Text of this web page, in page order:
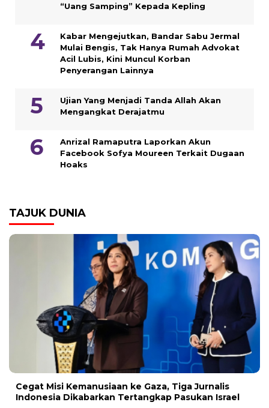
“Uang Samping” Kepada Kepling
Kabar Mengejutkan, Bandar Sabu Jermal
Mulai Bengis, Tak Hanya Rumah Advokat
Acil Lubis, Kini Muncul Korban
Penyerangan Lainnya
Ujian Yang Menjadi Tanda Allah Akan
Mengangkat Derajatmu
Anrizal Ramaputra Laporkan Akun
Facebook Sofya Moureen Terkait Dugaan
Hoaks
TAJUK DUNIA
Cegat Misi Kemanusiaan ke Gaza, Tiga Jurnalis
Indonesia Dikabarkan Tertangkap Pasukan Israel